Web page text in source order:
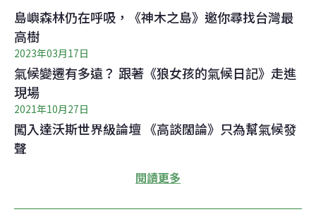
島嶼森林仍在呼吸，《神木之島》邀你尋找台灣最
高樹
2023年03月17日
氣候變遷有多遠？ 跟著《狼女孩的氣候日記》走進
現場
2021年10月27日
闖入達沃斯世界級論壇 《高談闊論》只為幫氣候發
聲
閱讀更多